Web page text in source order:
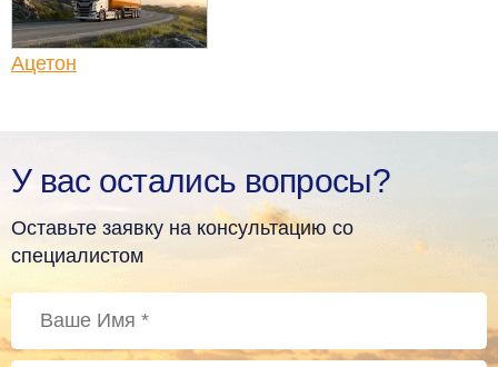
Ацетон
У вас остались вопросы?
Оставьте заявку на консультацию со
специалистом